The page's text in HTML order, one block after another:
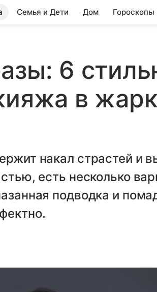
Семья и Дети Дом Гороскопы
6
в
накал страстей и
есть несколько
подводка и